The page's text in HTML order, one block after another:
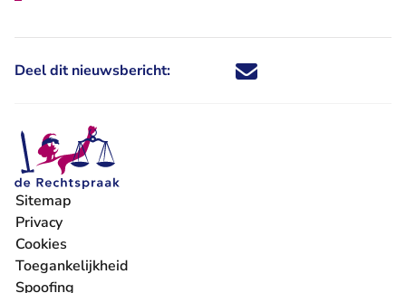
Deel dit nieuwsbericht: Deel dit nieuwsbericht via X -
Deel dit nieuwsbericht via
Deel dit nieuwsbericht
Deel dit
Sitemap
Privacy
Cookies
Toegankelijkheid
Spoofing